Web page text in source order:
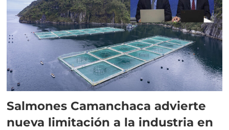
Salmones Camanchaca advierte
nueva limitación a la industria en